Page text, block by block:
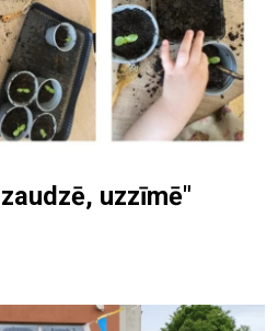
uzzīmē"